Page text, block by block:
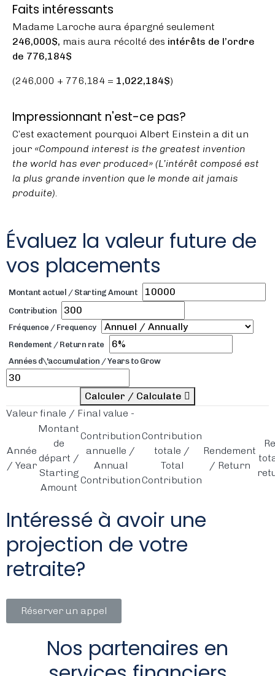
Faits intéressants
Madame Laroche aura épargné seulement
246,000$, mais aura récolté des intérêts de l’ordre
de 776,184$
(246,000 + 776,184 = 1,022,184$)
Impressionnant n'est-ce pas?
C’est exactement pourquoi Albert Einstein a dit un
jour «Compound interest is the greatest invention
the world has ever produced» (L’intérêt composé est
la plus grande invention que le monde ait jamais
produite).
Évaluez la valeur future de
vos placements
Montant actuel / Starting Amount
Contribution
Fréquence / Frequency
Rendement / Return rate
Années d\'accumulation / Years to Grow
Calculer / Calculate
Valeur finale / Final value -
Année
/ Year
Montant
de
départ /
Starting
Amount
Contribution
annuelle /
Annual
Contribution
Contribution
totale /
Total
Contribution
Rendement
/ Return
Intéressé à avoir une
projection de votre
retraite?
Réserver un appel
Nos partenaires en